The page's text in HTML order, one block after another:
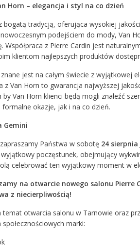
Horn – elegancja i styl na co dzień
bogatą tradycją, oferująca wysokiej
podejściem do mody, Van
Współpraca z Pierre Cardin jest
klientom najlepszych produktów
jest na całym świecie z wyjątkowej
z Van Horn to gwarancja najwyższej
by Van Horn klienci będą mogli znaleźć
okazje, jak i na co dzień.
Gemini
Państwa w sobotę 24 sierpnia
poczęstunek, obejmujący
celebrować ten wyjątkowy moment w
na otwarcie nowego salonu Pierre
z niecierpliwością!
otwarcia salonu w Tarnowie oraz
marki: